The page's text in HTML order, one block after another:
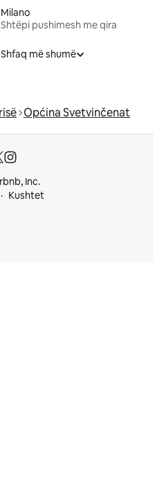
Milano
Shtëpi pushimesh me qira
Shfaq më shumë
Općina Svetvinčenat
Inc.
Kushtet